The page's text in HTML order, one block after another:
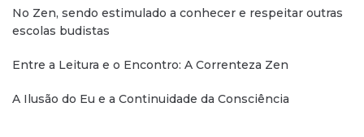
No Zen, sendo estimulado a conhecer e respeitar outras
escolas budistas
Entre a Leitura e o Encontro: A Correnteza Zen
A Ilusão do Eu e a Continuidade da Consciência